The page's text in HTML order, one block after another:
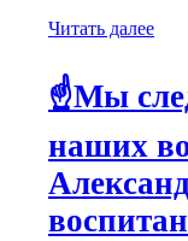
Читать далее
☝Мы
наших